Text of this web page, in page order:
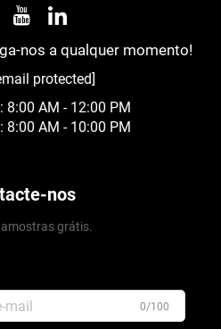
nos a qualquer momento!
protected]
8:00 AM - 12:00 PM
8:00 AM - 10:00 PM
nos
grátis.
0/100